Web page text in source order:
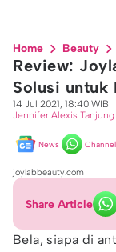
Home Beauty
Review:
Solusi untuk
14 Jul 2021, 18:40 WIB
Jennifer Alexis Tanjung
News Channel
joylabbeauty.com
Share Article
Bela, siapa di